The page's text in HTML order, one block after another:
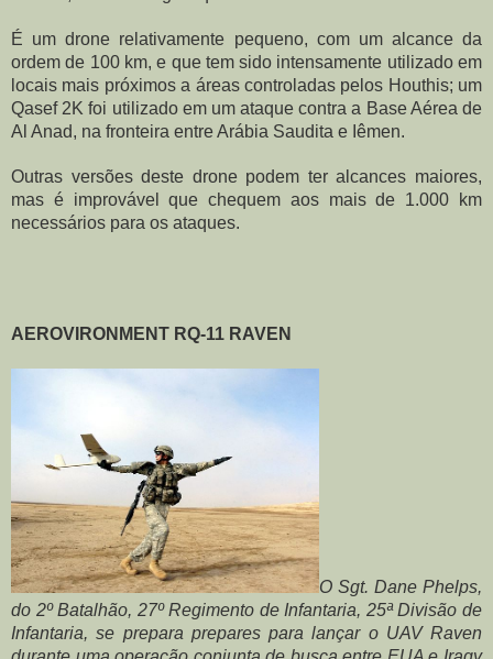
É um drone relativamente pequeno, com um alcance da
ordem de 100 km, e que tem sido intensamente utilizado em
locais mais próximos a áreas controladas pelos Houthis; um
Qasef 2K foi utilizado em um ataque contra a Base Aérea de
Al Anad, na fronteira entre Arábia Saudita e Iêmen.
Outras versões deste drone podem ter alcances maiores,
mas é improvável que chequem aos mais de 1.000 km
necessários para os ataques.
AEROVIRONMENT RQ-11 RAVEN
O Sgt. Dane Phelps,
do 2º Batalhão, 27º Regimento de Infantaria, 25ª Divisão de
Infantaria, se prepara prepares para lançar o UAV Raven